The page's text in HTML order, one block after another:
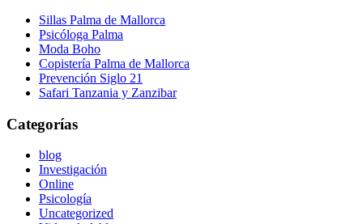
Sillas Palma de Mallorca
Psicóloga Palma
Moda Boho
Copistería Palma de Mallorca
Prevención Siglo 21
Safari Tanzania y Zanzibar
Categorías
blog
Investigación
Online
Psicología
Uncategorized